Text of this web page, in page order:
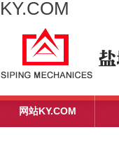
KY.COM
网站KY.COM